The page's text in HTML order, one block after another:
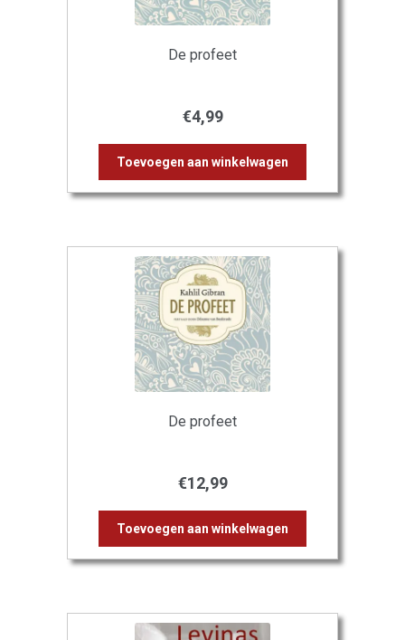
De profeet
€4,99
Toevoegen aan winkelwagen
De profeet
€12,99
Toevoegen aan winkelwagen